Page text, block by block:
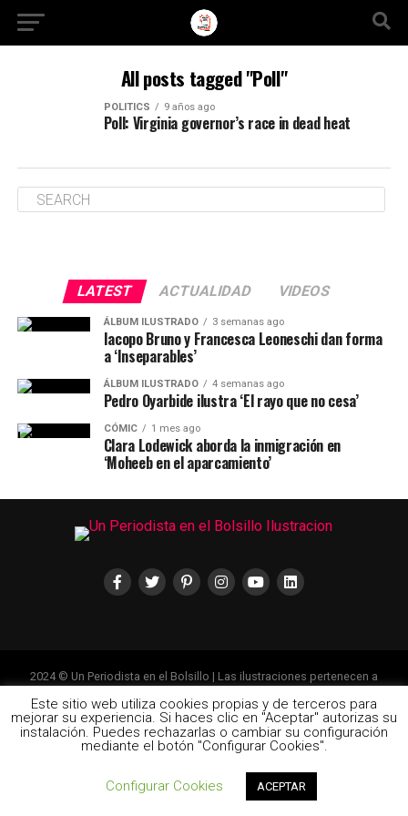
All posts tagged "Poll"
POLITICS 9 años ago
Poll: Virginia governor’s race in dead heat
LATEST ACTUALIDAD VIDEOS
ÁLBUM ILUSTRADO 3 semanas ago
Iacopo Bruno y Francesca Leoneschi dan forma
a ‘Inseparables’
ÁLBUM ILUSTRADO 4 semanas ago
Pedro Oyarbide ilustra ‘El rayo que no cesa’
CÓMIC 1 mes ago
Clara Lodewick aborda la inmigración en
‘Moheeb en el aparcamiento’
2024 © Un Periodista en el Bolsillo | Las ilustraciones pertenecen a
Este sitio web utiliza cookies propias y de terceros para
mejorar su experiencia. Si haces clic en "Aceptar" autorizas su
instalación. Puedes rechazarlas o cambiar su configuración
mediante el botón "Configurar Cookies".
Configurar Cookies ACEPTAR